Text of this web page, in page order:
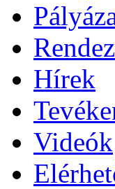
Hírek
Videók